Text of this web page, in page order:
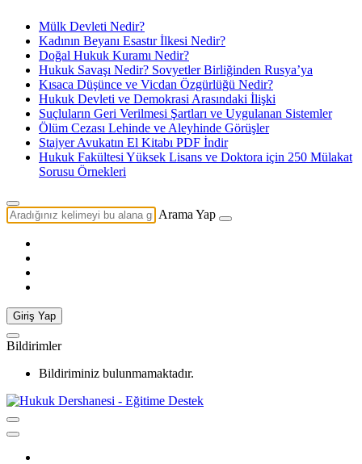
Mülk Devleti Nedir?
Kadının Beyanı Esastır İlkesi Nedir?
Doğal Hukuk Kuramı Nedir?
Hukuk Savaşı Nedir? Sovyetler Birliğinden Rusya’ya
Kısaca Düşünce ve Vicdan Özgürlüğü Nedir?
Hukuk Devleti ve Demokrasi Arasındaki İlişki
Suçluların Geri Verilmesi Şartları ve Uygulanan Sistemler
Ölüm Cezası Lehinde ve Aleyhinde Görüşler
Stajyer Avukatın El Kitabı PDF İndir
Hukuk Fakültesi Yüksek Lisans ve Doktora için 250 Mülakat
Sorusu Örnekleri
Arama Yap
Giriş Yap
Bildirimler
Bildiriminiz bulunmamaktadır.